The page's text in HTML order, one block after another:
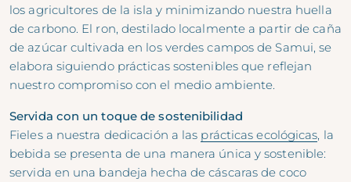
los agricultores de la isla y minimizando nuestra huella
de carbono. El ron, destilado localmente a partir de caña
de azúcar cultivada en los verdes campos de Samui, se
elabora siguiendo prácticas sostenibles que reflejan
nuestro compromiso con el medio ambiente.
Servida con un toque de sostenibilidad
Fieles a nuestra dedicación a las prácticas ecológicas, la
bebida se presenta de una manera única y sostenible:
servida en una bandeja hecha de cáscaras de coco